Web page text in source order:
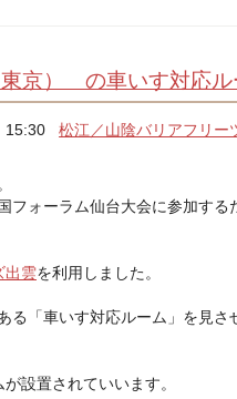
京） の車いす対応ル
15:30松江／山陰バリアフリー
フォーラム仙台大会に参加する
出雲を利用しました。
「車いす対応ルーム」を見さ
設置されていいます。